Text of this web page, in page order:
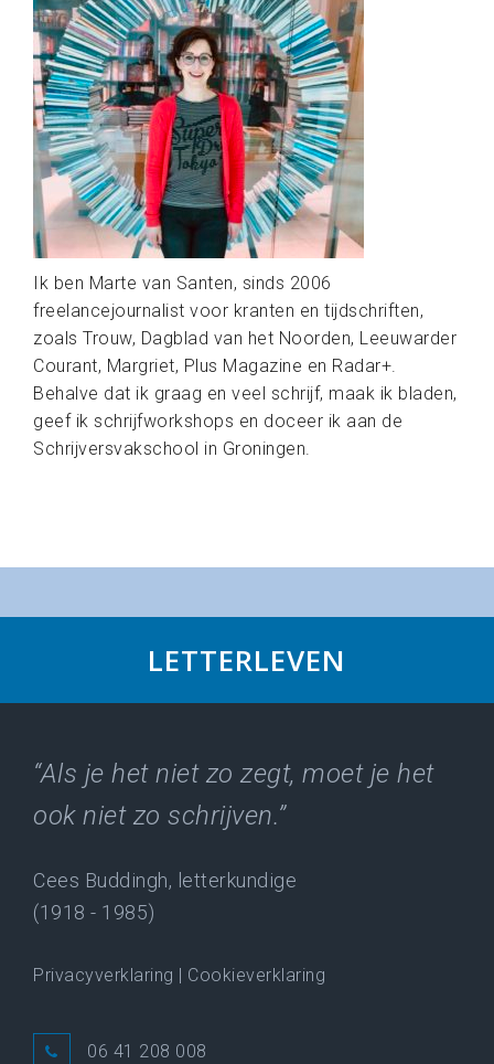
Ik ben Marte van Santen, sinds 2006
freelancejournalist voor kranten en tijdschriften,
zoals Trouw, Dagblad van het Noorden, Leeuwarder
Courant, Margriet, Plus Magazine en Radar+.
Behalve dat ik graag en veel schrijf, maak ik bladen,
geef ik schrijfworkshops en doceer ik aan de
Schrijversvakschool in Groningen.
LETTERLEVEN
“Als je het niet zo zegt, moet je het
ook niet zo schrijven.”
Cees Buddingh, letterkundige
(1918 - 1985)
Privacyverklaring | Cookieverklaring
06 41 208 008